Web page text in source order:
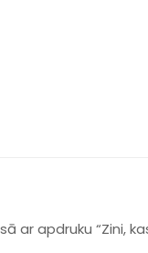
ar apdruku “Zini,